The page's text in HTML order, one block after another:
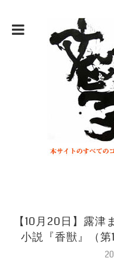
【10月20日】露
小説『香獣』（第